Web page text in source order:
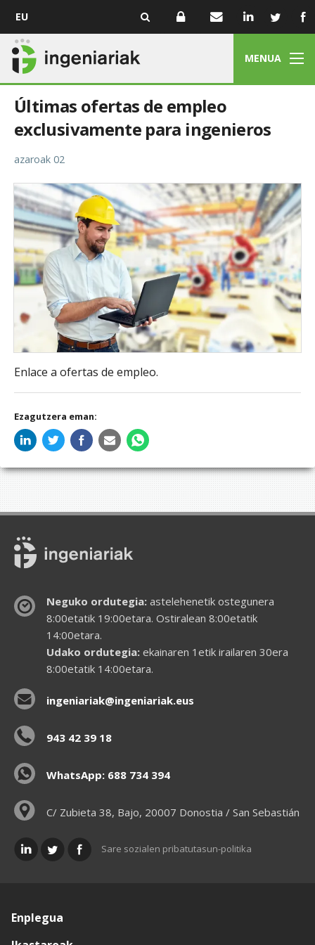
EU
MENUA
Últimas ofertas de empleo
exclusivamente para ingenieros
azaroak 02
Enlace a ofertas de empleo.
Ezagutzera eman:
Neguko ordutegia:astelehenetik ostegunera
8:00etatik 19:00etara. Ostiralean 8:00etatik
14:00etara.
Udako ordutegia:ekainaren 1etik irailaren 30era
8:00etatik 14:00etara.
ingeniariak@ingeniariak.eus
943 42 39 18
WhatsApp: 688 734 394
C/ Zubieta 38, Bajo, 20007 Donostia / San Sebastián
Sare sozialen pribatutasun-politika
Enplegua